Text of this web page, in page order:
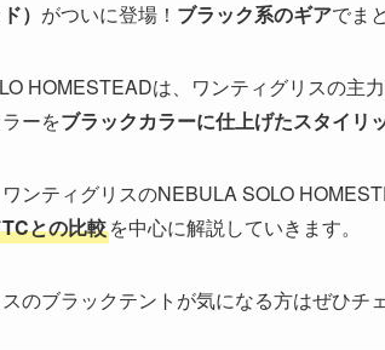
） がついに登場！ ブラック系のギアでま
HOMESTEADは、ワンティグリスの主
ーをブラックカラーに仕上げたスタイリ
ンティグリスのNEBULA SOLO
との比較を中心に解説していきます。
のブラックテントが気になる方はぜひチ